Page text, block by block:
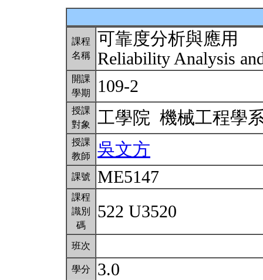
課程
名稱
可靠度分析與應用
Reliability Analysis
開課
學期
109-2
授課
對象
工學院 機械工程學
授課
教師
吳文方
課號 ME5147
課程
識別
碼
522 U3520
班次
學分 3.0